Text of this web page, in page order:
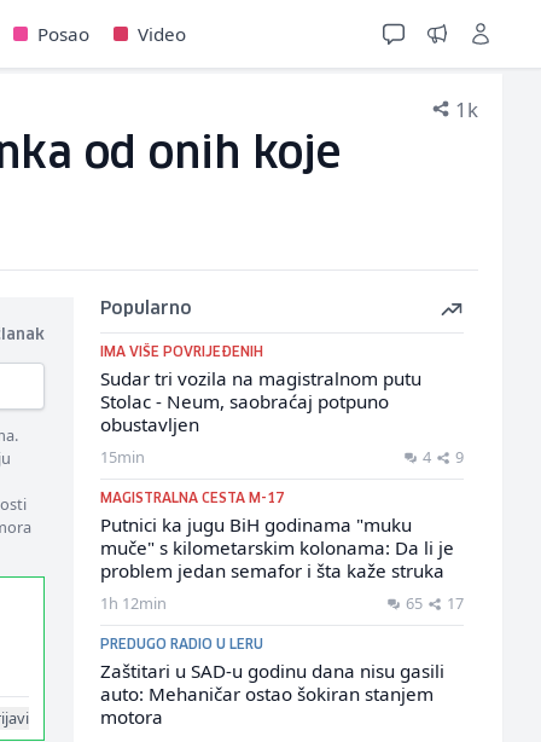
Posao Video
1k
od onih koje
Popularno
IMA VIŠE POVRIJEĐENIH
Sudar tri vozila na magistralnom putu
Stolac - Neum, saobraćaj potpuno
obustavljen
15min 4 9
MAGISTRALNA CESTA M-17
Putnici ka jugu BiH godinama "muku
muče" s kilometarskim kolonama: Da li je
problem jedan semafor i šta kaže struka
1h 12min 65 17
PREDUGO RADIO U LERU
Zaštitari u SAD-u godinu dana nisu gasili
auto: Mehaničar ostao šokiran stanjem
motora